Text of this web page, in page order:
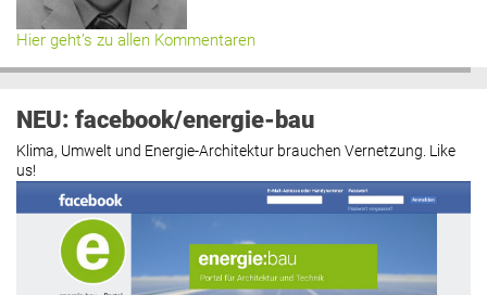
Hier geht’s zu allen Kommentaren
NEU: facebook/energie-bau
Klima, Umwelt und Energie-Architektur brauchen Vernetzung. Like
us!